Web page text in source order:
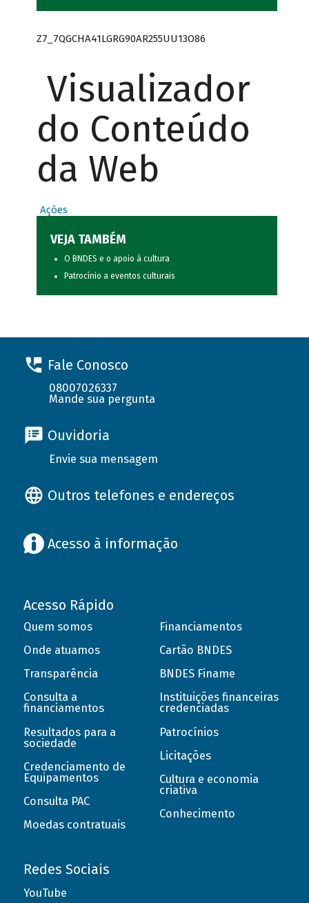
Z7_7QGCHA41LGRG90AR255UU13O86
Visualizador
do Conteúdo
da Web
Ações
VEJA TAMBÉM
O BNDES e o apoio à cultura
Patrocínio a eventos culturais
Fale Conosco
08007026337
Mande sua pergunta
Ouvidoria
Envie sua mensagem
Outros telefones e endereços
Acesso à informação
Acesso Rápido
Quem somos
Onde atuamos
Transparência
Consulta a
financiamentos
Resultados para a
sociedade
Credenciamento de
Equipamentos
Consulta PAC
Moedas contratuais
Financiamentos
Cartão BNDES
BNDES Finame
Instituições financeiras
credenciadas
Patrocínios
Licitações
Cultura e economia
criativa
Conhecimento
Redes Sociais
YouTube